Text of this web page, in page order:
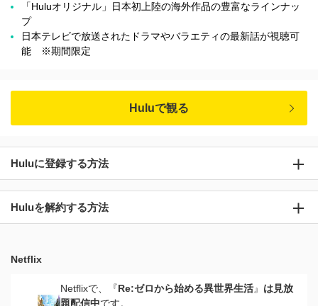
「Huluオリジナル」日本初上陸の海外作品の豊富なラインナッ
プ
日本テレビで放送されたドラマやバラエティの最新話が視聴可
能 ※期間限定
Huluで観る
Huluに登録する方法
Huluを解約する方法
Netflix
Netflixで、『Re:ゼロから始める異世界生活』 は見放
題配信中です。